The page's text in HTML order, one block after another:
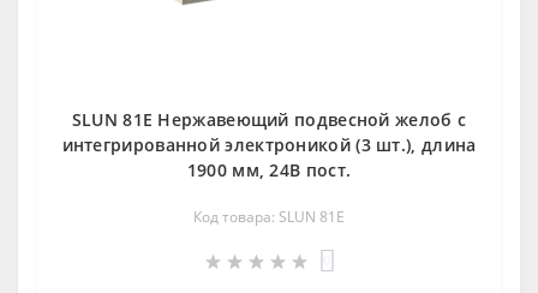
SLUN 81E Нержавеющий подвесной желоб с
интегрированной электроникой (3 шт.), длина
1900 мм, 24В пост.
Код товара: SLUN 81E